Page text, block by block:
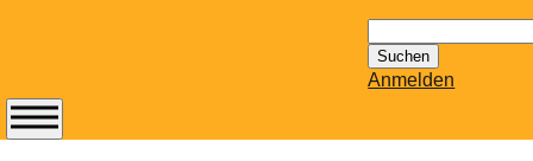
nach:
Anmelden
Abonnieren Sie den